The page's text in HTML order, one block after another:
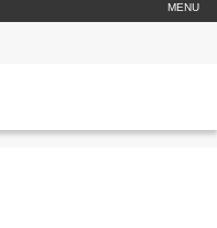
MENU